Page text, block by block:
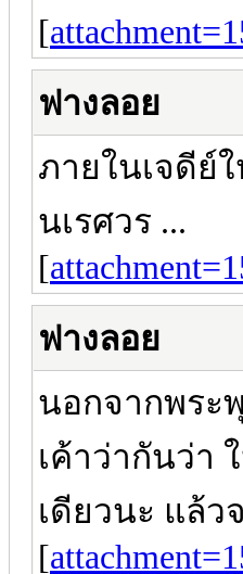
[
ฟางลอย
ภายในเจดีย์
นเรศวร ...
[
ฟางลอย
นอกจากพระ
เค้าว่ากันว่า
เดียวนะ แล้ว
[